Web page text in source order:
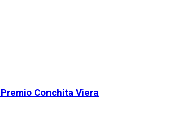
Conchita Viera